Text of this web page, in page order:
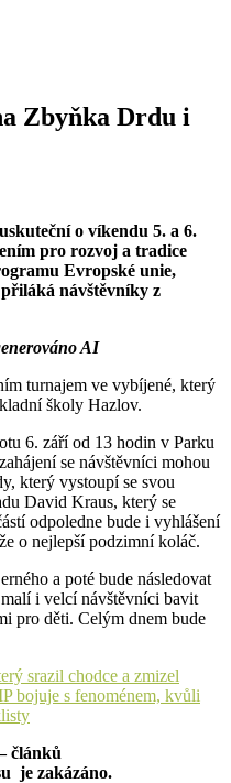
Zbyňka Drdu i
o víkendu 5. a 6.
pro rozvoj a tradice
Evropské unie,
návštěvníky z
AI
turnajem ve vybíjené, který
školy Hazlov.
6. září od 13 hodin v Parku
se návštěvníci mohou
který vystoupí se svou
David Kraus, který se
odpoledne bude i vyhlášení
o nejlepší podzimní koláč.
a poté bude následovat
i velcí návštěvníci bavit
pro děti. Celým dnem bude
srazil chodce a zmizel
bojuje s fenoménem, kvůli
článků
je zakázáno.